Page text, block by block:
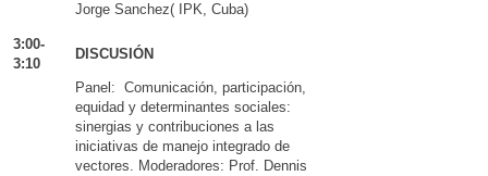
Jorge Sanchez( IPK, Cuba)
3:00-
3:10
DISCUSIÓN
Panel: Comunicación, participación,
equidad y determinantes sociales:
sinergias y contribuciones a las
iniciativas de manejo integrado de
vectores. Moderadores: Prof. Dennis